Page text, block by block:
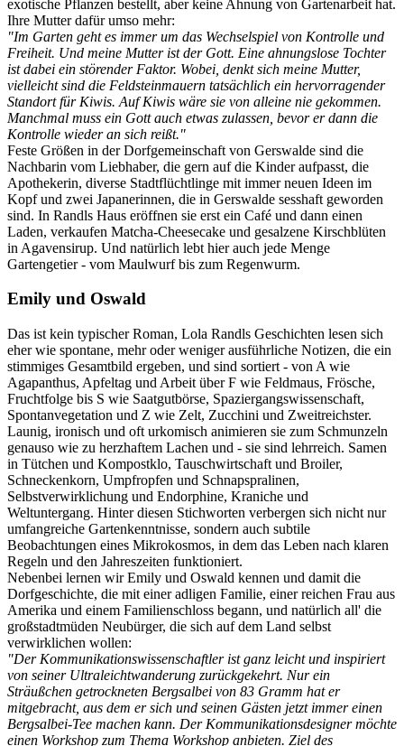
exotische Pflanzen bestellt, aber keine Ahnung von Gartenarbeit hat.
Ihre Mutter dafür umso mehr:
"Im Garten geht es immer um das Wechselspiel von Kontrolle und
Freiheit. Und meine Mutter ist der Gott. Eine ahnungslose Tochter
ist dabei ein störender Faktor. Wobei, denkt sich meine Mutter,
vielleicht sind die Feldsteinmauern tatsächlich ein hervorragender
Standort für Kiwis. Auf Kiwis wäre sie von alleine nie gekommen.
Manchmal muss ein Gott auch etwas zulassen, bevor er dann die
Kontrolle wieder an sich reißt."
Feste Größen in der Dorfgemeinschaft von Gerswalde sind die
Nachbarin vom Liebhaber, die gern auf die Kinder aufpasst, die
Apothekerin, diverse Stadtflüchtlinge mit immer neuen Ideen im
Kopf und zwei Japanerinnen, die in Gerswalde sesshaft geworden
sind. In Randls Haus eröffnen sie erst ein Café und dann einen
Laden, verkaufen Matcha-Cheesecake und gesalzene Kirschblüten
in Agavensirup. Und natürlich lebt hier auch jede Menge
Gartengetier - vom Maulwurf bis zum Regenwurm.
Emily und Oswald
Das ist kein typischer Roman, Lola Randls Geschichten lesen sich
eher wie spontane, mehr oder weniger ausführliche Notizen, die ein
stimmiges Gesamtbild ergeben, und sind sortiert - von A wie
Agapanthus, Apfeltag und Arbeit über F wie Feldmaus, Frösche,
Fruchtfolge bis S wie Saatgutbörse, Spaziergangswissenschaft,
Spontanvegetation und Z wie Zelt, Zucchini und Zweitreichster.
Launig, ironisch und oft urkomisch animieren sie zum Schmunzeln
genauso wie zu herzhaftem Lachen und - sie sind lehrreich. Samen
in Tütchen und Kompostklo, Tauschwirtschaft und Broiler,
Schneckenkorn, Umpfropfen und Schnapspralinen,
Selbstverwirklichung und Endorphine, Kraniche und
Weltuntergang. Hinter diesen Stichworten verbergen sich nicht nur
umfangreiche Gartenkenntnisse, sondern auch subtile
Beobachtungen eines Mikrokosmos, in dem das Leben nach klaren
Regeln und den Jahreszeiten funktioniert.
Nebenbei lernen wir Emily und Oswald kennen und damit die
Dorfgeschichte, die mit einer adligen Familie, einer reichen Frau aus
Amerika und einem Familienschloss begann, und natürlich all' die
großstadtmüden Neubürger, die sich auf dem Land selbst
verwirklichen wollen:
"Der Kommunikationswissenschaftler ist ganz leicht und inspiriert
von seiner Ultraleichtwanderung zurückgekehrt. Nur ein
Sträußchen getrockneten Bergsalbei von 83 Gramm hat er
mitgebracht, aus dem er sich und seinen Gästen jetzt immer einen
Bergsalbei-Tee machen kann. Der Kommunikationsdesigner möchte
einen Workshop zum Thema Workshop anbieten. Ziel des